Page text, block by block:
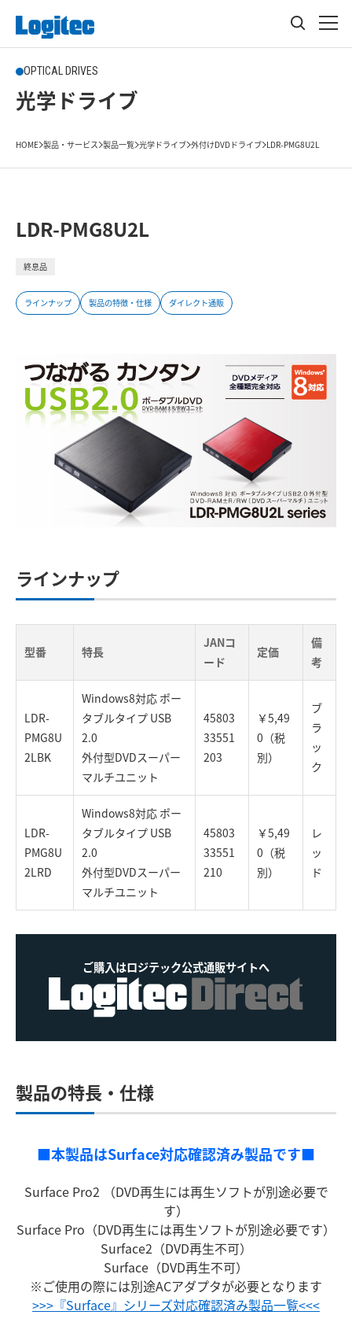
OPTICAL DRIVES
光学ドライブ
HOME 製品・サービス 製品一覧 光学ドライブ 外付けDVDドライブ LDR-PMG8U2L
LDR-PMG8U2L
終息品
ラインナップ 製品の特徴・仕様 ダイレクト通販
ラインナップ
型番 特長
JANコ
ード
定価
備
考
LDR-
PMG8U
2LBK
Windows8対応 ポー
タブルタイプ USB
2.0
外付型DVDスーパー
マルチユニット
45803
33551
203
￥5,49
0（税
別）
ブ
ラ
ッ
ク
LDR-
PMG8U
2LRD
Windows8対応 ポー
タブルタイプ USB
2.0
外付型DVDスーパー
マルチユニット
45803
33551
210
￥5,49
0（税
別）
レ
ッ
ド
ご購入はロジテック公式通販サイトへ
製品の特長・仕様
■本製品はSurface対応確認済み製品です■
Surface Pro2 （DVD再生には再生ソフトが別途必要で
す）
Surface Pro（DVD再生には再生ソフトが別途必要です）
Surface2（DVD再生不可）
Surface（DVD再生不可）
※ご使用の際には別途ACアダプタが必要となります
>>>『Surface』シリーズ対応確認済み製品一覧<<<